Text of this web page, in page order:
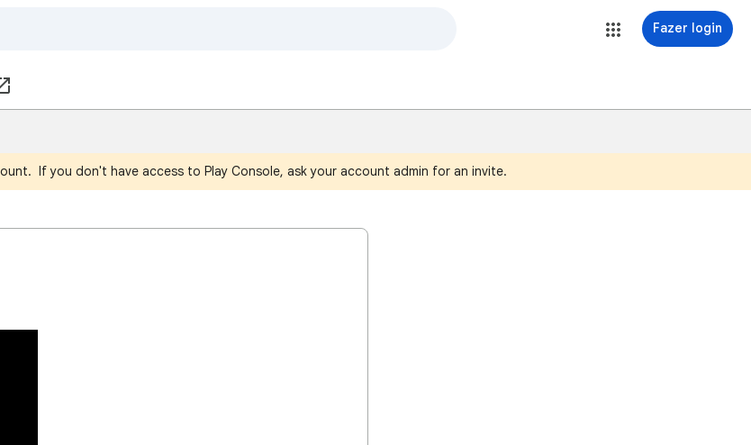
Fazer login
If you don't have access to Play Console, ask your account admin for an invite.